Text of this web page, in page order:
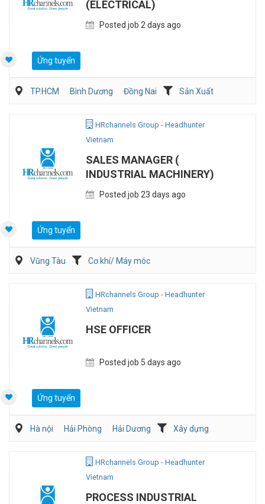
(ELECTRICAL)
Posted job 2 days ago
Ứng tuyển
TP.HCM Bình Dương Đồng Nai
Sản Xuất
HRchannels Group - Headhunter
Vietnam
SALES MANAGER (
INDUSTRIAL MACHINERY)
Posted job 23 days ago
Ứng tuyển
Vũng Tàu Cơ khí/ Máy móc
HRchannels Group - Headhunter
Vietnam
HSE OFFICER
Posted job 5 days ago
Ứng tuyển
Hà nội Hải Phòng Hải Dương Xây dựng
HRchannels Group - Headhunter
Vietnam
PROCESS INDUSTRIAL